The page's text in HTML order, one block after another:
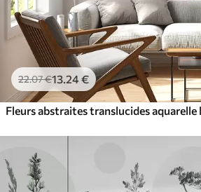
22.07€13 .24€